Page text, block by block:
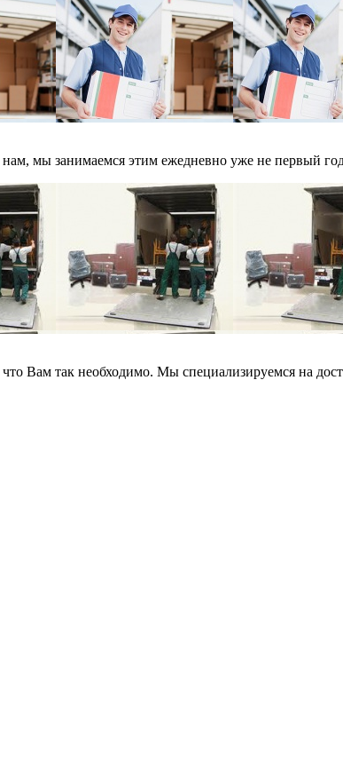
мы занимаемся этим ежедневно уже не первый
Вам так необходимо. Мы специализируемся на